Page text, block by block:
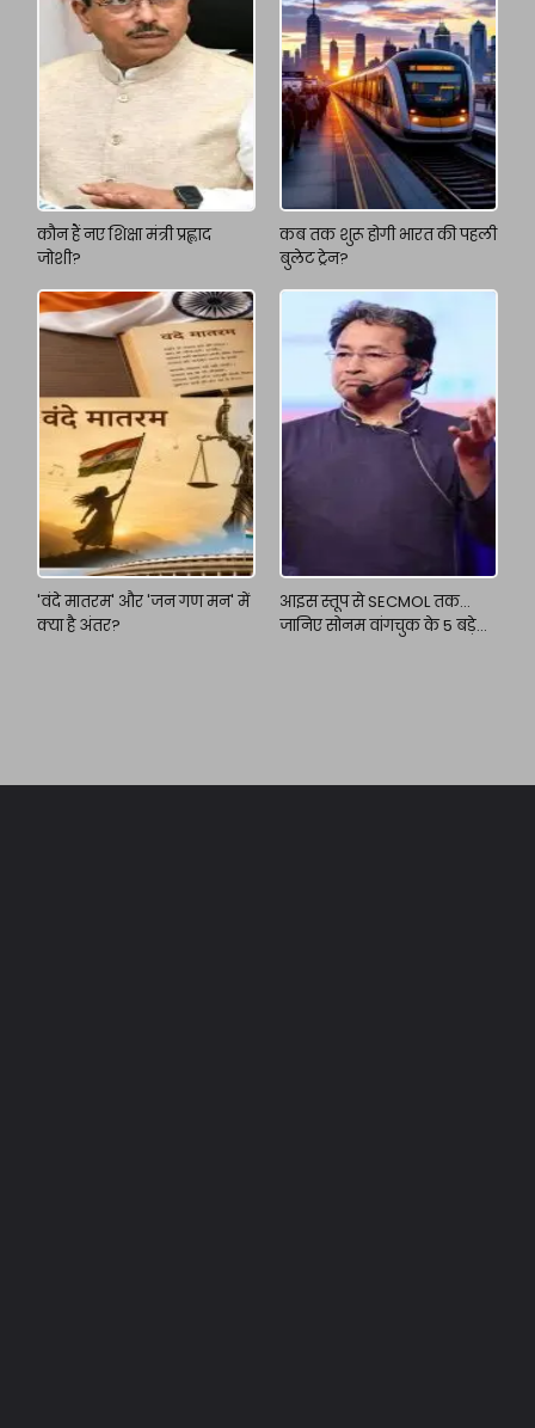
कौन हैं नए शिक्षा मंत्री प्रह्लाद
जोशी?
कब तक शुरू होगी भारत की पहली
बुलेट ट्रेन?
'वंदे मातरम' और 'जन गण मन' में
क्या है अंतर?
आइस स्तूप से SECMOL तक...
जानिए सोनम वांगचुक के 5 बड़े